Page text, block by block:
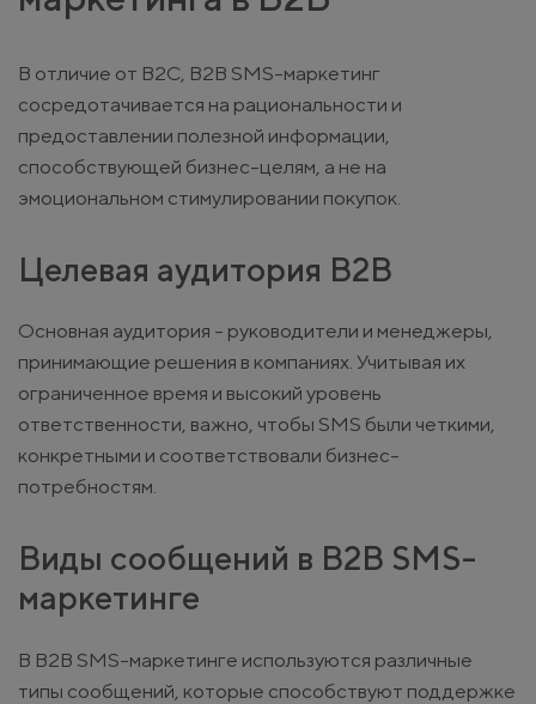
В отличие от B2C, B2B SMS-маркетинг
сосредотачивается на рациональности и
предоставлении полезной информации,
способствующей бизнес-целям, а не на
эмоциональном стимулировании покупок.
Целевая аудитория B2B
Основная аудитория - руководители и менеджеры,
принимающие решения в компаниях. Учитывая их
ограниченное время и высокий уровень
ответственности, важно, чтобы SMS были четкими,
конкретными и соответствовали бизнес-
потребностям.
Виды сообщений в B2B SMS-
маркетинге
В B2B SMS-маркетинге используются различные
типы сообщений, которые способствуют поддержке